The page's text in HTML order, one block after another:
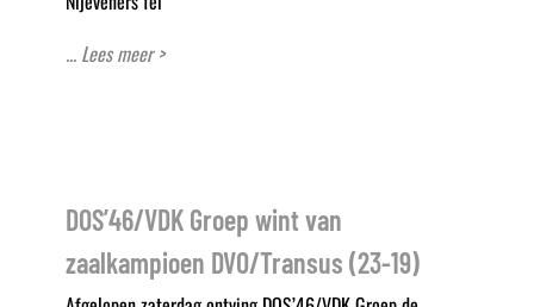
... Lees meer >
DOS’46/VDK Groep wint van
zaalkampioen DVO/Transus (23-19)